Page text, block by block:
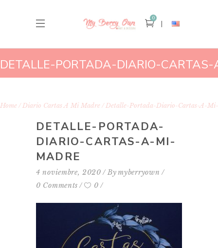
0
DETALLE-PORTADA-DIARIO-
MI-MADRE
Home Diario Cartas A Mi Madre Detalle-Portada-Diario-Cartas-A-
DETALLE-PORTADA-
DIARIO-CARTAS-A-MI-
MADRE
4 noviembre, 2020 Bymyberryown
0 Comments
0